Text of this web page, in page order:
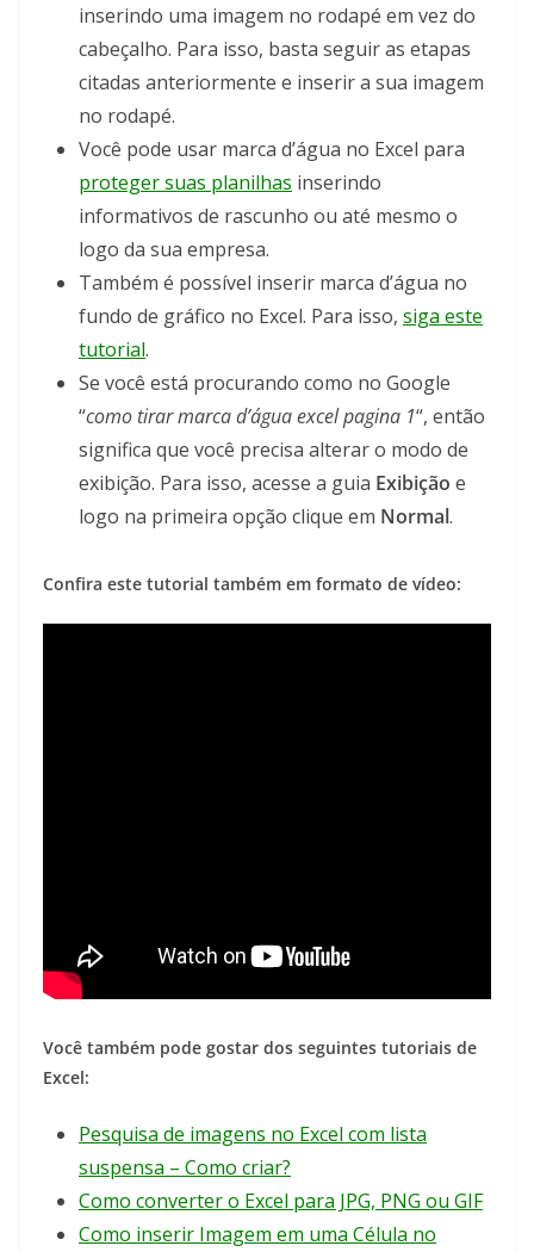
inserindo uma imagem no rodapé em vez do
cabeçalho. Para isso, basta seguir as etapas
citadas anteriormente e inserir a sua imagem
no rodapé.
Você pode usar marca d’água no Excel para
proteger suas planilhas inserindo
informativos de rascunho ou até mesmo o
logo da sua empresa.
Também é possível inserir marca d’água no
fundo de gráfico no Excel. Para isso, siga este
tutorial.
Se você está procurando como no Google
“como tirar marca d’água excel pagina 1“, então
significa que você precisa alterar o modo de
exibição. Para isso, acesse a guia Exibição e
logo na primeira opção clique em Normal.
Confira este tutorial também em formato de vídeo:
Você também pode gostar dos seguintes tutoriais de
Excel:
Pesquisa de imagens no Excel com lista
suspensa – Como criar?
Como converter o Excel para JPG, PNG ou GIF
Como inserir Imagem em uma Célula no